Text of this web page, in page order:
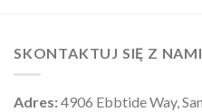
SKONTAKTUJ SIĘ Z NAMI
Adres:4906 Ebbtide Way,